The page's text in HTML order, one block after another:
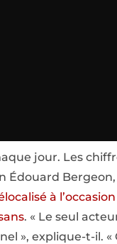
jour. Les
Édouard
à
. « Le seul
», explique-t-il.